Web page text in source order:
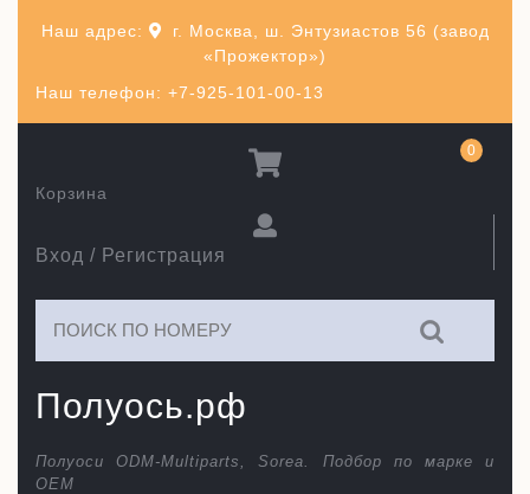
Наш телефон: +7-925-101-00-13
Наш адрес:
г. Москва, ш. Энтузиастов 56 (завод
«Прожектор»)
Полуось.рф
Полуоси ODM-Multiparts, Sorea. Подбор по марке и
ОЕМ
Вход / Регистрация
Корзина
0